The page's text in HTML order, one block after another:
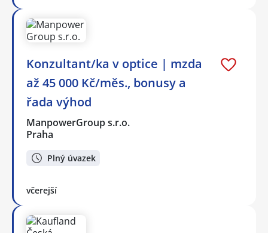
Konzultant/ka v optice | mzda
až 45 000 Kč/měs., bonusy a
řada výhod
ManpowerGroup s.r.o.
Praha
Plný úvazek
včerejší